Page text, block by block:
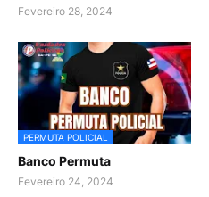
Fevereiro 28, 2024
PERMUTA POLICIAL
Banco Permuta
Fevereiro 24, 2024